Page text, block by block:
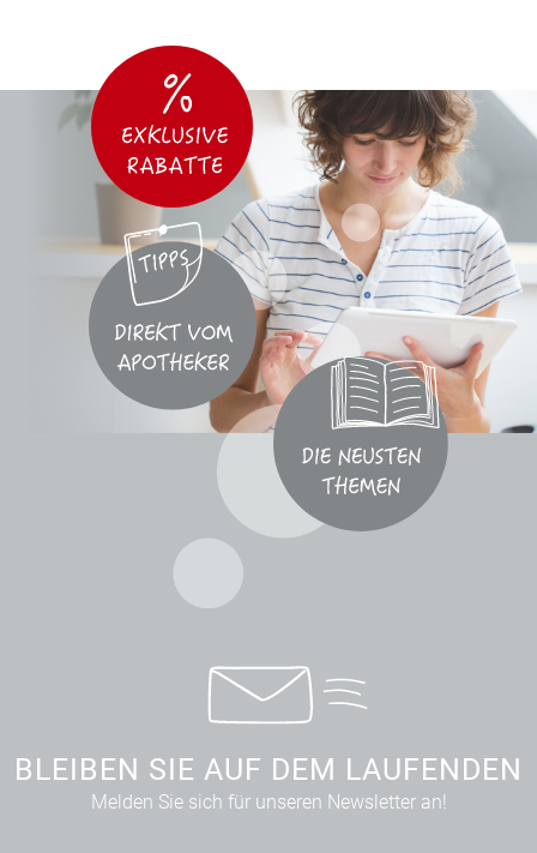
BLEIBEN SIE AUF DEM LAUFENDEN
Melden Sie sich für unseren Newsletter an!